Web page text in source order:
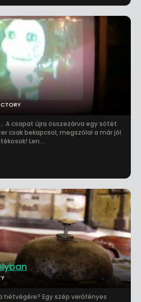
hétvégére? Egy szép verőfényes
A csapat újra összezárva egy sötét
csak bekapcsol, megszólal a már jól
Len...